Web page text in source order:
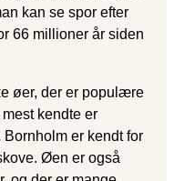
kan se spor efter
66 millioner år siden
øer, der er populære
kendte er
er kendt for
Øen er også